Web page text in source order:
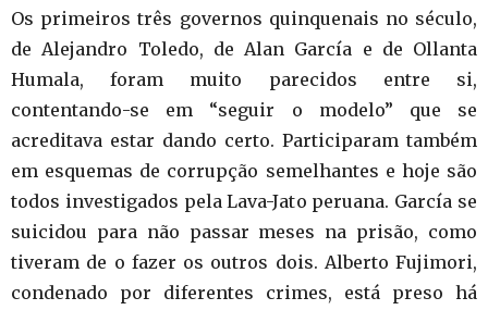
Os primeiros três governos quinquenais no século,
de Alejandro Toledo, de Alan García e de Ollanta
Humala, foram muito parecidos entre si,
contentando-se em “seguir o modelo” que se
acreditava estar dando certo. Participaram também
em esquemas de corrupção semelhantes e hoje são
todos investigados pela Lava-Jato peruana. García se
suicidou para não passar meses na prisão, como
tiveram de o fazer os outros dois. Alberto Fujimori,
condenado por diferentes crimes, está preso há